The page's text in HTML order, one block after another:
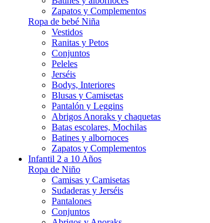
Zapatos y Complementos
Ropa de bebé Niña
Vestidos
Ranitas y Petos
Conjuntos
Peleles
Jerséis
Bodys, Interiores
Blusas y Camisetas
Pantalón y Leggins
Abrigos Anoraks y chaquetas
Batas escolares, Mochilas
Batines y albornoces
Zapatos y Complementos
Infantil 2 a 10 Años
Ropa de Niño
Camisas y Camisetas
Sudaderas y Jerséis
Pantalones
Conjuntos